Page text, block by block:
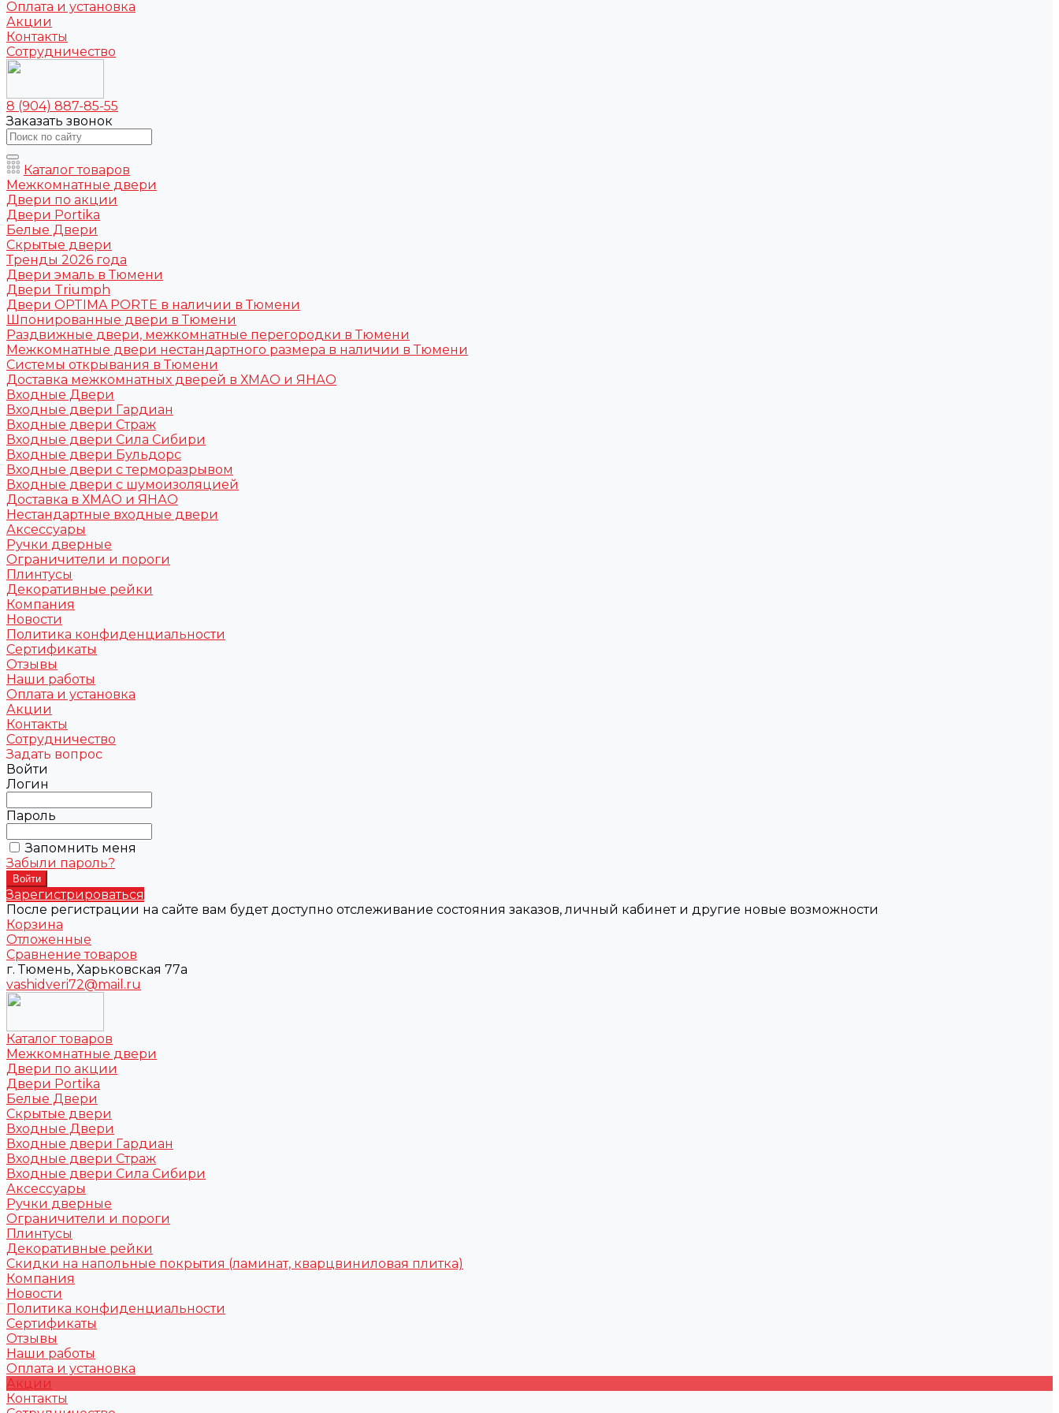
Оплата и установка
Акции
Контакты
Сотрудничество
8 (904) 887-85-55
Заказать звонок
Каталог товаров
Межкомнатные двери
Двери по акции
Двери Portika
Белые Двери
Скрытые двери
Тренды 2026 года
Двери эмаль в Тюмени
Двери Triumph
Двери OPTIMA PORTE в наличии в Тюмени
Шпонированные двери в Тюмени
Раздвижные двери, межкомнатные перегородки в Тюмени
Межкомнатные двери нестандартного размера в наличии в Тюмени
Системы открывания в Тюмени
Доставка межкомнатных дверей в ХМАО и ЯНАО
Входные Двери
Входные двери Гардиан
Входные двери Страж
Входные двери Сила Сибири
Входные двери Бульдорс
Входные двери с терморазрывом
Входные двери с шумоизоляцией
Доставка в ХМАО и ЯНАО
Нестандартные входные двери
Аксессуары
Ручки дверные
Ограничители и пороги
Плинтусы
Декоративные рейки
Компания
Новости
Политика конфиденциальности
Сертификаты
Отзывы
Наши работы
Оплата и установка
Акции
Контакты
Сотрудничество
Задать вопрос
Войти
Логин
Пароль
Запомнить меня
Забыли пароль?
Зарегистрироваться
После регистрации на сайте вам будет доступно отслеживание состояния заказов, личный кабинет и другие новые возможности
Корзина
Отложенные
Сравнение товаров
г. Тюмень, Харьковская 77а
vashidveri72@mail.ru
Каталог товаров
Межкомнатные двери
Двери по акции
Двери Portika
Белые Двери
Скрытые двери
Входные Двери
Входные двери Гардиан
Входные двери Страж
Входные двери Сила Сибири
Аксессуары
Ручки дверные
Ограничители и пороги
Плинтусы
Декоративные рейки
Скидки на напольные покрытия (ламинат, кварцвиниловая плитка)
Компания
Новости
Политика конфиденциальности
Сертификаты
Отзывы
Наши работы
Оплата и установка
Акции
Контакты